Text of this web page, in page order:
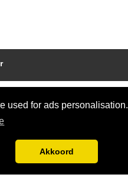
used for ads personalisation.
Akkoord